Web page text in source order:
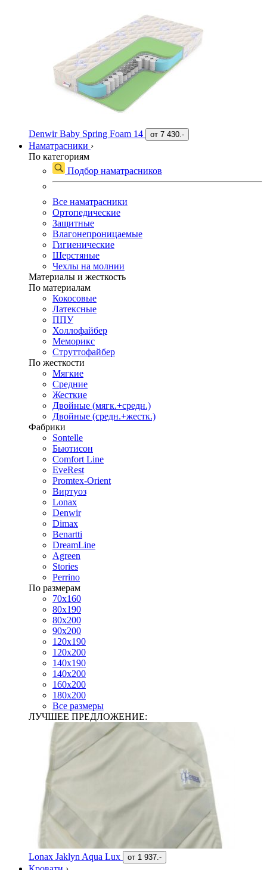
Denwir Baby Spring Foam 14 от 7 430.-
Наматрасники ›
По категориям
Подбор наматрасников
Все наматрасники
Ортопедические
Защитные
Влагонепроницаемые
Гигиенические
Шерстяные
Чехлы на молнии
Материалы и жесткость
По материалам
Кокосовые
Латексные
ППУ
Холлофайбер
Меморикс
Струттофайбер
По жесткости
Мягкие
Средние
Жесткие
Двойные (мягк.+средн.)
Двойные (средн.+жестк.)
Фабрики
Sontelle
Бьютисон
Comfort Line
EveRest
Promtex-Orient
Виртуоз
Lonax
Denwir
Dimax
Benartti
DreamLine
Agreen
Stories
Perrino
По размерам
70х160
80х190
80х200
90х200
120х190
120х200
140х190
140х200
160х200
180х200
Все размеры
ЛУЧШЕЕ ПРЕДЛОЖЕНИЕ:
Lonax Jaklyn Aqua Lux от 1 937.-